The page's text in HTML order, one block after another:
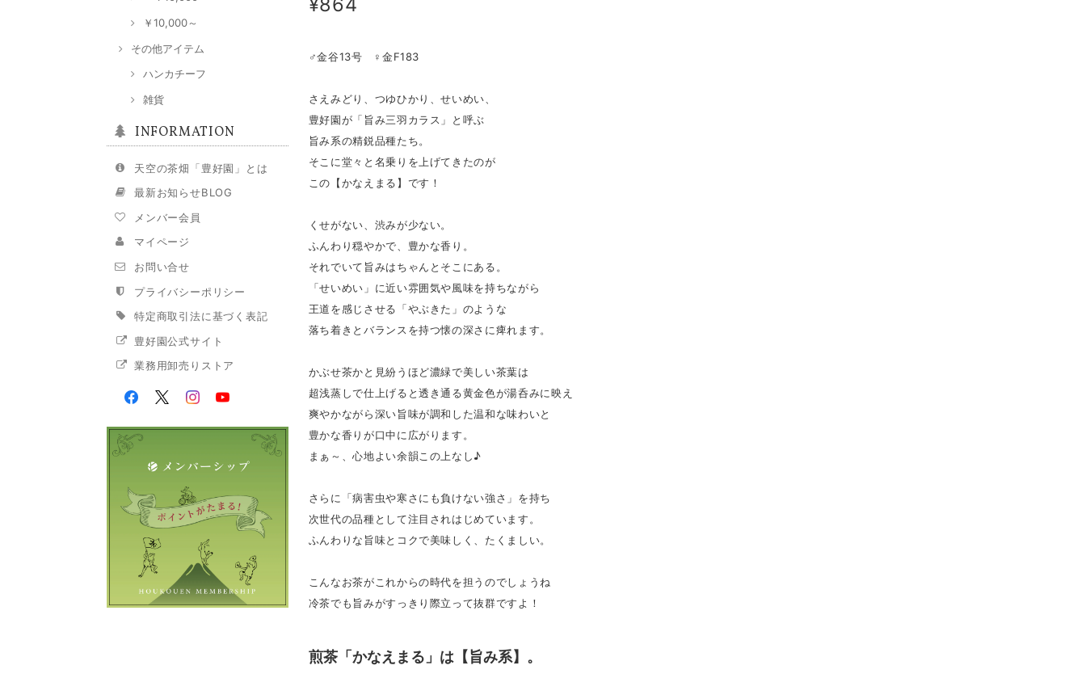
￥10,000～
その他アイテム
ハンカチーフ
雑貨
INFORMATION
天空の茶畑「豊好園」とは
最新お知らせBLOG
メンバー会員
マイページ
お問い合せ
プライバシーポリシー
特定商取引法に基づく表記
豊好園公式サイト
業務用卸売りストア
♂金谷13号 ♀金F183
さえみどり、つゆひかり、せいめい、
豊好園が「旨み三羽カラス」と呼ぶ
旨み系の精鋭品種たち。
そこに堂々と名乗りを上げてきたのが
この【かなえまる】です！
くせがない、渋みが少ない。
ふんわり穏やかで、豊かな香り。
それでいて旨みはちゃんとそこにある。
「せいめい」に近い雰囲気や風味を持ちながら
王道を感じさせる「やぶきた」のような
落ち着きとバランスを持つ懐の深さに痺れます。
かぶせ茶かと見紛うほど濃緑で美しい茶葉は
超浅蒸しで仕上げると透き通る黄金色が湯呑みに映え
爽やかながら深い旨味が調和した温和な味わいと
豊かな香りが口中に広がります。
まぁ～、心地よい余韻この上なし♪
さらに「病害虫や寒さにも負けない強さ」を持ち
次世代の品種として注目されはじめています。
ふんわりな旨味とコクで美味しく、たくましい。
こんなお茶がこれからの時代を担うのでしょうね
冷茶でも旨みがすっきり際立って抜群ですよ！
煎茶「かなえまる」は【旨み系】。